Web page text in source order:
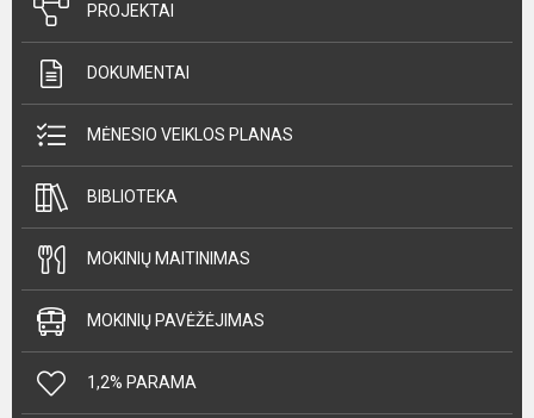
PROJEKTAI
DOKUMENTAI
MĖNESIO VEIKLOS PLANAS
BIBLIOTEKA
MOKINIŲ MAITINIMAS
MOKINIŲ PAVĖŽĖJIMAS
1,2% PARAMA